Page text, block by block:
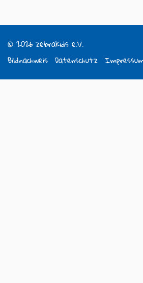
© 2026 zebrakids e.V.
Bildnachweis Datenschutz